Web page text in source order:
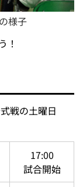
様子
！
戦の土曜日
17:00
試合開始